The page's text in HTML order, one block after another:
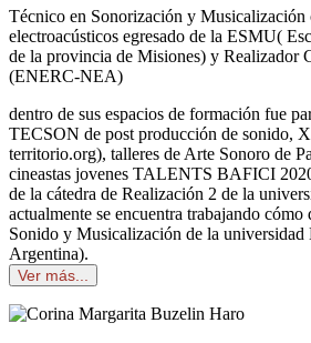
Técnico en Sonorización y Musicalización
electroacústicos egresado de la ESMU(
de la provincia de Misiones) y Realizador
(ENERC-NEA)
dentro de sus espacios de formación fue
TECSON de post producción de sonido,
territorio.org), talleres de Arte Sonoro de
cineastas jovenes TALENTS BAFICI
de la cátedra de Realización 2 de la
actualmente se encuentra trabajando cómo
Sonido y Musicalización de la universidad
Argentina).
Ver más...